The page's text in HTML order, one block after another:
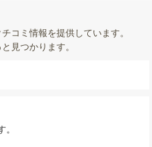
コミ情報を提供しています。
見つかります。